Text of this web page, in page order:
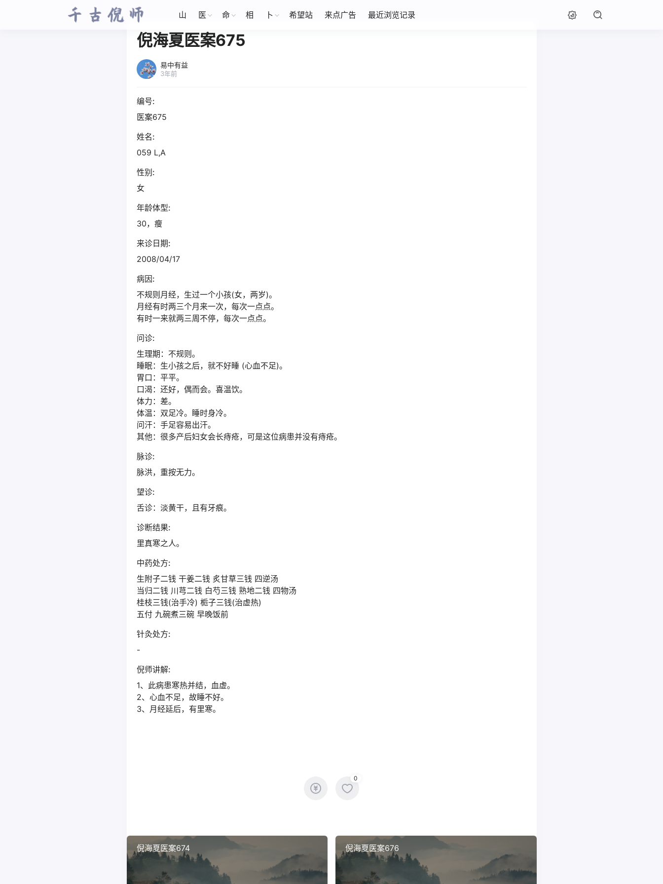
山 医 命 相 卜 希望站 来点广告 最近浏览记录
倪海夏医案675
易中有益
3年前
编号:
医案675
姓名:
059 L,A
性别:
女
年龄体型:
30，瘦
来诊日期:
2008/04/17
病因:
不规则月经，生过一个小孩(女，两岁)。
月经有时两三个月来一次，每次一点点。
有时一来就两三周不停，每次一点点。
问诊:
生理期：不规则。
睡眠：生小孩之后，就不好睡 (心血不足)。
胃口：平平。
口渴：还好，偶而会。喜温饮。
体力：差。
体温：双足冷。睡时身冷。
问汗：手足容易出汗。
其他：很多产后妇女会长痔疮，可是这位病患并没有痔疮。
脉诊:
脉洪，重按无力。
望诊:
舌诊：淡黄干，且有牙痕。
诊断结果:
里真寒之人。
中药处方:
生附子二钱 干姜二钱 炙甘草三钱 四逆汤
当归二钱 川芎二钱 白芍三钱 熟地二钱 四物汤
桂枝三钱(治手冷) 栀子三钱(治虚热)
五付 九碗煮三碗 早晚饭前
针灸处方:
-
倪师讲解:
1、此病患寒热并结，血虚。
2、心血不足，故睡不好。
3、月经延后，有里寒。
0
倪海夏医案674 倪海夏医案676